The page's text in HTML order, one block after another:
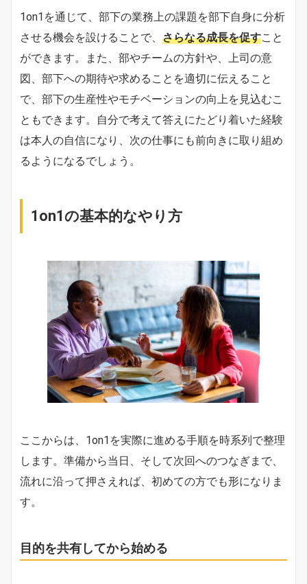
1on1を通じて、部下の業務上の課題を部下自身に分析
させる機会を設けることで、 さらなる成長を促すこと
ができます。また、部やチームの方針や、上司の意
図、部下への期待や求めることを適切に伝えること
で、部下の生産性やモチベーションの向上を見込むこ
ともできます。自分で考えて答えにたどり着いた経験
は本人の自信になり、次の仕事にも前向きに取り組め
るようになるでしょう。
1on1の基本的なやり方
ここからは、1on1を実際に進める手順を時系列で整理
します。準備から当日、そして次回へのつなぎまで、
流れに沿って押さえれば、初めての方でも形になりま
す。
目的を共有してから始める